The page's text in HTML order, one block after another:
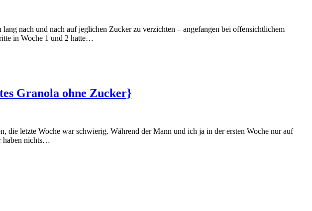
nach und nach auf jeglichen Zucker zu verzichten – angefangen bei offensichtlichem
in Woche 1 und 2 hatte…
Granola ohne Zucker}
die letzte Woche war schwierig. Während der Mann und ich ja in der ersten Woche nur auf
haben nichts…